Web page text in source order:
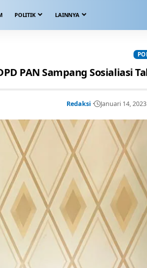
POLITIK LAINNYA
PAN Sampang Sosialiasi
Redaksi Januari 14, 2023